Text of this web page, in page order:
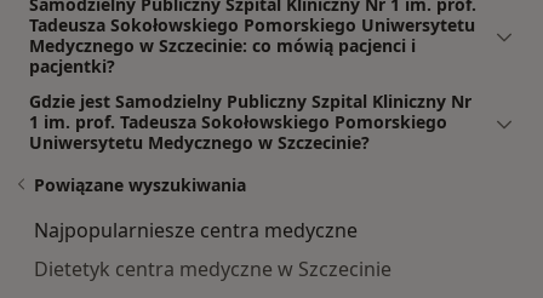
Tadeusza Sokołowskiego Pomorskiego Uniwersytetu
Medycznego w Szczecinie: co mówią pacjenci i
pacjentki?
Gdzie jest Samodzielny Publiczny Szpital Kliniczny Nr
1 im. prof. Tadeusza Sokołowskiego Pomorskiego
Uniwersytetu Medycznego w Szczecinie?
Powiązane wyszukiwania
Najpopularniesze centra medyczne
Dietetyk centra medyczne w Szczecinie